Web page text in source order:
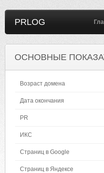
PRLOG
ОСНОВНЫЕ
Возраст домена
Дата окончания
PR
ИКС
Страниц в Google
Страниц в Яндексе